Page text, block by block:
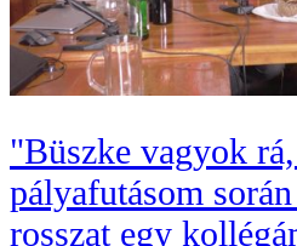
"Büszke vagyok
pályafutásom
rosszat egy